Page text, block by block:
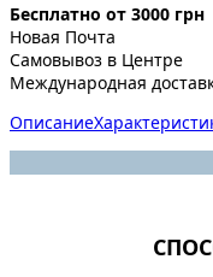
Бесплатно от 3000 грн
Новая Почта
Самовывоз в Центре
Международная
Описание